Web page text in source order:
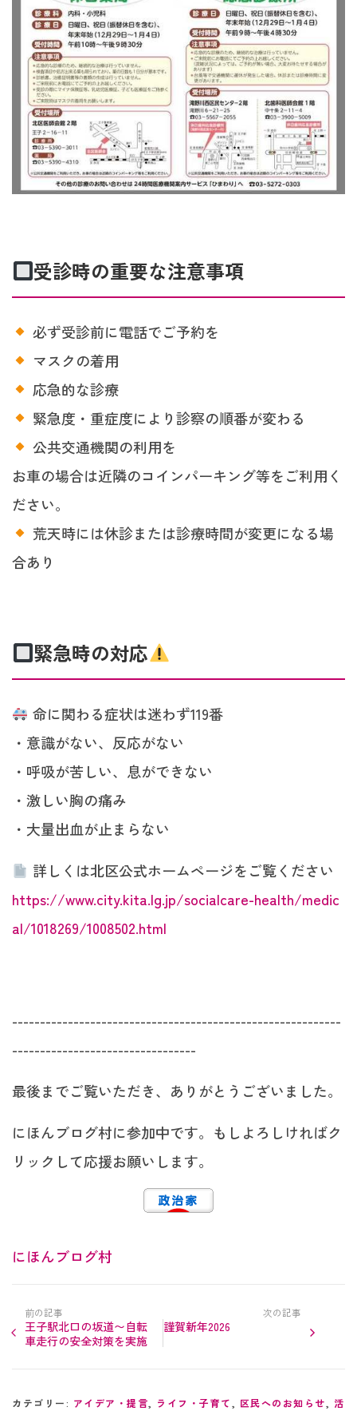
受診時の重要な注意事項
必ず受診前に電話でご予約を
マスクの着用
応急的な診療
緊急度・重症度により診察の順番が変わる
公共交通機関の利用を
お車の場合は近隣のコインパーキング等をご利用く
ださい。
荒天時には休診または診療時間が変更になる場
合あり
緊急時の対応
命に関わる症状は迷わず119番
・意識がない、反応がない
・呼吸が苦しい、息ができない
・激しい胸の痛み
・大量出血が止まらない
詳しくは北区公式ホームページをご覧ください
https://www.city.kita.lg.jp/socialcare-health/medic
al/1018269/1008502.html
-----------------------------------------------------------
---------------------------------
最後までご覧いただき、ありがとうございました。
にほんブログ村に参加中です。もしよろしければク
リックして応援お願いします。
にほんブログ村
前の記事
王子駅北口の坂道〜自転
車走行の安全対策を実施
次の記事
謹賀新年2026
カテゴリー: アイデア・提言, ライフ・子育て , 区民へのお知らせ, 活